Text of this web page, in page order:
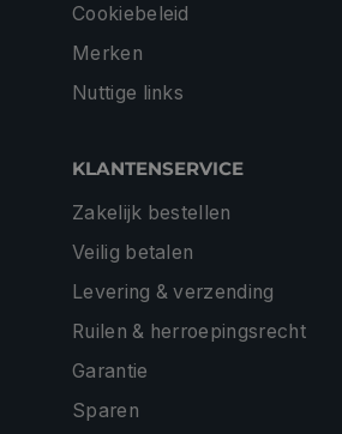
Cookiebeleid
Merken
Nuttige links
KLANTENSERVICE
Zakelijk bestellen
Veilig betalen
Levering & verzending
Ruilen & herroepingsrecht
Garantie
Sparen